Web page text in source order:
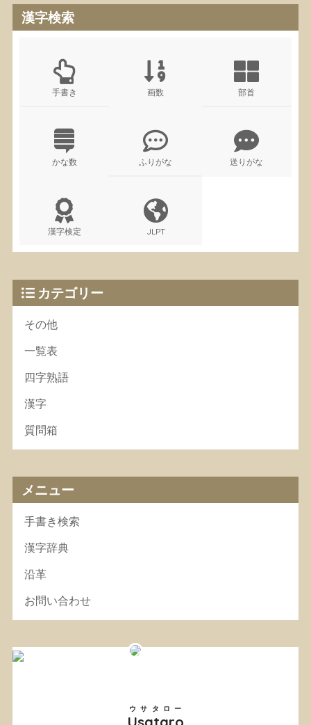
漢字検索
手書き 画数 部首
かな数 ふりがな 送りがな
漢字検定 JLPT
カテゴリー
その他
一覧表
四字熟語
漢字
質問箱
メニュー
手書き検索
漢字辞典
沿革
お問い合わせ
ウサタロー